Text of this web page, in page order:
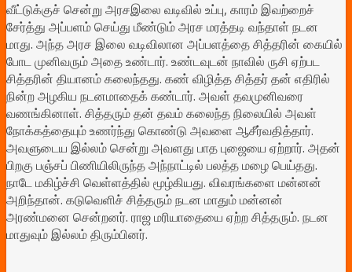
வீட்டுக்குச் சென்று அரசஇலை வடிவில் உப்பு, காரம் இவற்றைச்
சேர்த்து அப்பளம் செய்து மீண்டும் அரச மரத்தடி வந்தாள் நடன
மாது. அந்த அரச இலை வடிவிலான அப்பளத்தை சித்தரின் கையில்
போட முனிவரும் அதை உண்டார். உண்டவுடன் நாவில் ருசி ஏற்பட
சித்தரின் தியானம் கலைந்தது. கண் விழித்த சித்தர் தன் எதிரில்
நின்ற அழகிய நடனமாதைக் கண்டார். அவள் தவமுனிவரை
வணங்கினாள். சித்தரும் தன் தவம் கலைந்த நிலையில் அவள்
நோக்கத்தையும் உணர்ந்து கொண்டு அவளை ஆசீர்வதித்தார்.
அவளுடைய இல்லம் சென்று அவளது பாத புஜையை ஏற்றார். அதன்
பிறகு பஞ்சப் பிணியிலிருந்த அந்நாட்டில் பலத்த மழை பெய்தது.
நாடே மகிழ்ச்சி வெள்ளத்தில் மூழ்கியது. விவரங்களை மன்னன்
அறிந்தான். கடுவெளிச் சித்தரும் நடன மாதும் மன்னன்
அரண்மனை சென்றனர். ராஜ மரியாதையை ஏற்ற சித்தரும். நடன
மாதுவும் இல்லம் திரும்பினர்.